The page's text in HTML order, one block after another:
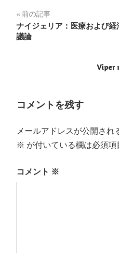
投
稿
ー
シ
ョ
ン
前の記事
ナイジェリア：医療および
議論
Viper
コメントを残す
メールアドレスが公開され
※ が付いている欄は必須項
コメント ※